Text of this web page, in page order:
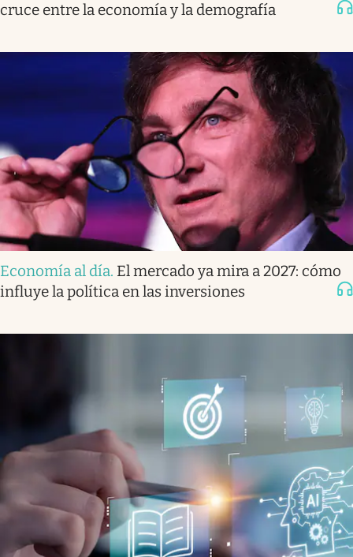
cruce entre la economía y la demografía
Economía al día. El mercado ya mira a 2027: cómo
influye la política en las inversiones